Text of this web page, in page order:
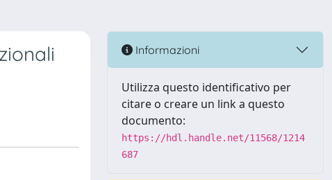
Informazioni
Utilizza questo identificativo per
citare o creare un link a questo
documento:
https://hdl.handle.net/11568/1214
687